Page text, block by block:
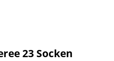
23 Socken